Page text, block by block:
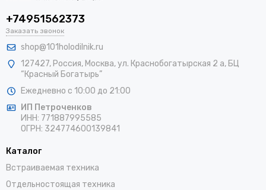
+74951562373
Заказать звонок
shop@101holodilnik.ru
127427, Россия, Москва,ул. Краснобогатырская 2 а, БЦ
“Красный Богатырь”
Ежедневно с 10:00 до 21:00
ИП Петроченков
ИНН: 771887995585
ОГРН: 324774600139841
Каталог
Встраиваемая техника
Отдельностоящая техника